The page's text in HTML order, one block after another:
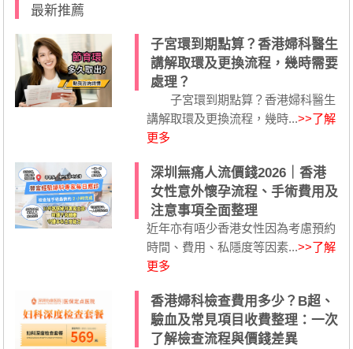
最新推薦
子宮環到期點算？香港婦科醫生
講解取環及更換流程，幾時需要
處理？
子宮環到期點算？香港婦科醫生
講解取環及更換流程，幾時...>>了解
更多
深圳無痛人流價錢2026｜香港
女性意外懷孕流程、手術費用及
注意事項全面整理
近年亦有唔少香港女性因為考慮預約
時間、費用、私隱度等因素...>>了解
更多
香港婦科檢查費用多少？B超、
驗血及常見項目收費整理：一次
了解檢查流程與價錢差異